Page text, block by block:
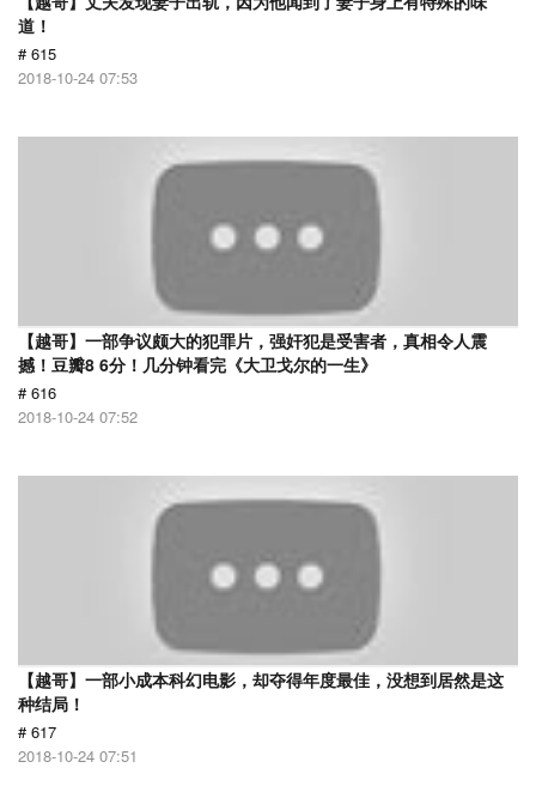
道！
# 615
2018-10-24 07:53
【越哥】一部争议颇大的犯罪片，强奸犯是受害者，真相令人震
撼！豆瓣8 6分！几分钟看完《大卫戈尔的一生》
# 616
2018-10-24 07:52
【越哥】一部小成本科幻电影，却夺得年度最佳，没想到居然是这
种结局！
# 617
2018-10-24 07:51